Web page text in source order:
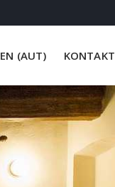
(AUT) KONTAKT